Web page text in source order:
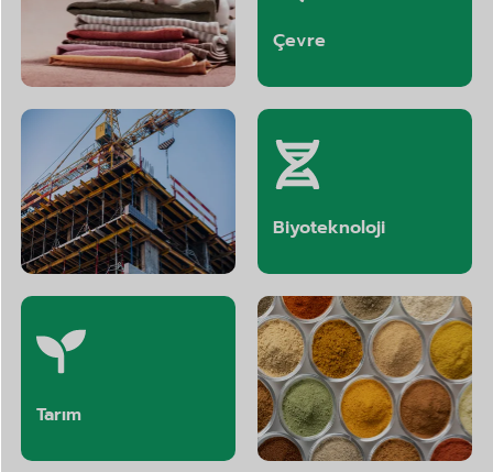
Tekstil Çevre
İnşaat Biyoteknoloji
Tarım Aromalar ve Kokular